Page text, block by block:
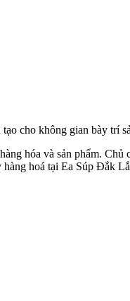
cho không gian bày trí
hóa và sản phẩm.
hoá tại Ea Súp Đắk